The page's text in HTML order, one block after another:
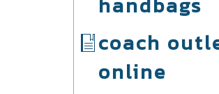
coach
online